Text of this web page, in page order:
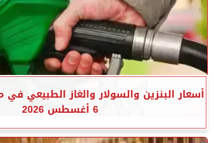
أسعار البنزين والسولار والغاز الطبيعي
6 أغسطس 2026